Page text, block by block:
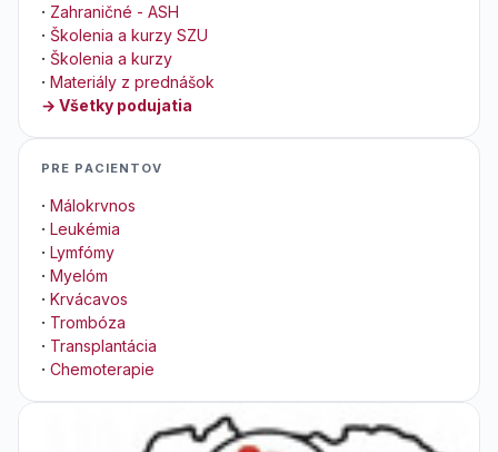
· Zahraničné - ASH
· Školenia a kurzy SZU
· Školenia a kurzy
· Materiály z prednášok
→ Všetky podujatia
PRE PACIENTOV
· Málokrvnos
· Leukémia
· Lymfómy
· Myelóm
· Krvácavos
· Trombóza
· Transplantácia
· Chemoterapie